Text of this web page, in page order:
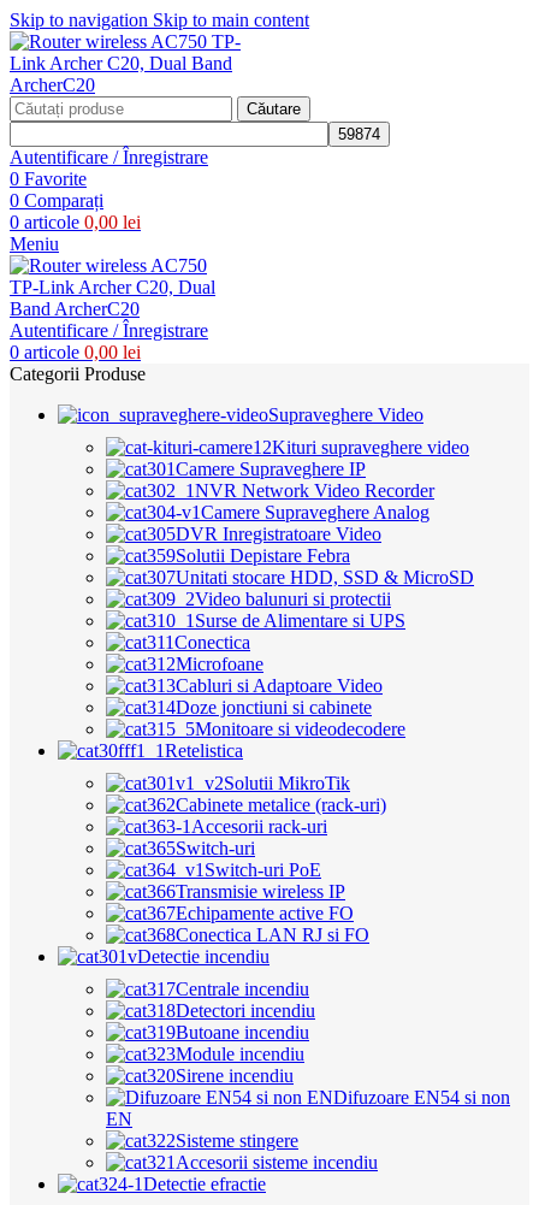
Skip to navigation Skip to main content
Căutare
Autentificare / Înregistrare
0 Favorite
0 Comparați
0 articole 0,00 lei
Meniu
Autentificare / Înregistrare
0 articole 0,00 lei
Categorii Produse
Supraveghere Video
Kituri supraveghere video
Camere Supraveghere IP
NVR Network Video Recorder
Camere Supraveghere Analog
DVR Inregistratoare Video
Solutii Depistare Febra
Unitati stocare HDD, SSD & MicroSD
Video balunuri si protectii
Surse de Alimentare si UPS
Conectica
Microfoane
Cabluri si Adaptoare Video
Doze jonctiuni si cabinete
Monitoare si videodecodere
Retelistica
Solutii MikroTik
Cabinete metalice (rack-uri)
Accesorii rack-uri
Switch-uri
Switch-uri PoE
Transmisie wireless IP
Echipamente active FO
Conectica LAN RJ si FO
Detectie incendiu
Centrale incendiu
Detectori incendiu
Butoane incendiu
Module incendiu
Sirene incendiu
Difuzoare EN54 si non
EN
Sisteme stingere
Accesorii sisteme incendiu
Detectie efractie